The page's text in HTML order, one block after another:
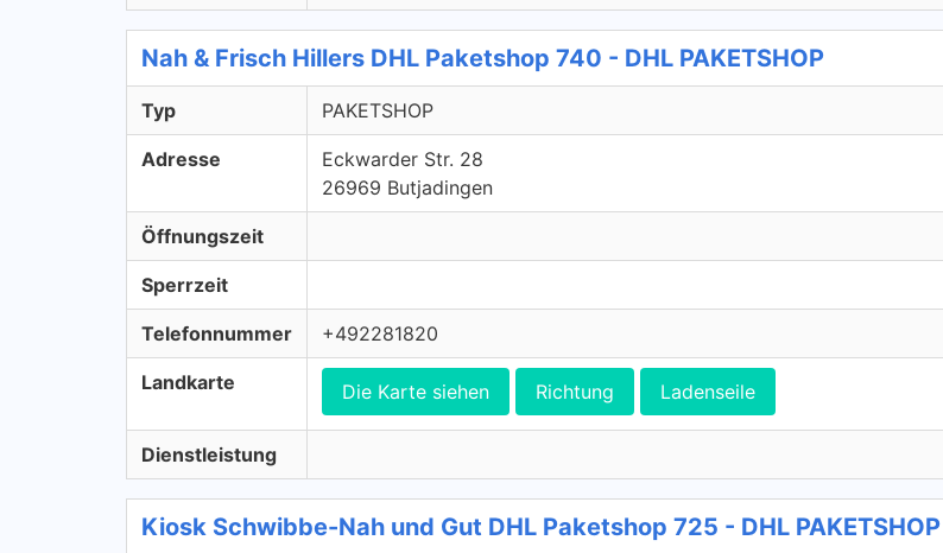
Nah & Frisch Hillers DHL Paketshop 740 - DHL PAKETSHOP
Typ PAKETSHOP
Adresse
Eckwarder Str. 28
26969 Butjadingen
Öffnungszeit
Sperrzeit
Telefonnummer +492281820
Landkarte Die Karte siehen Richtung Ladenseile
Dienstleistung
Kiosk Schwibbe-Nah und Gut DHL Paketshop 725 - DHL PAKETSHOP